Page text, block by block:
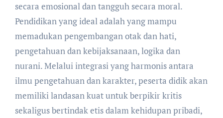
secara emosional dan tangguh secara moral.
Pendidikan yang ideal adalah yang mampu
memadukan pengembangan otak dan hati,
pengetahuan dan kebijaksanaan, logika dan
nurani. Melalui integrasi yang harmonis antara
ilmu pengetahuan dan karakter, peserta didik akan
memiliki landasan kuat untuk berpikir kritis
sekaligus bertindak etis dalam kehidupan pribadi,